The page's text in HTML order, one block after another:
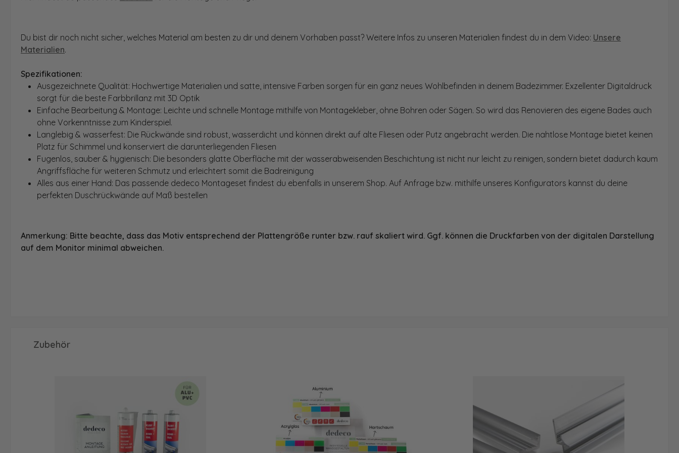
Du bist dir noch nicht sicher, welches Material am besten zu dir und deinem Vorhaben passt? Weitere Infos zu unseren Materialien findest du in dem Video: Unsere
Materialien.
Spezifikationen:
Ausgezeichnete Qualität: Hochwertige Materialien und satte, intensive Farben sorgen für ein ganz neues Wohlbefinden in deinem Badezimmer. Exzellenter Digitaldruck
sorgt für die beste Farbbrillanz mit 3D Optik
Einfache Bearbeitung & Montage: Leichte und schnelle Montage mithilfe von Montagekleber, ohne Bohren oder Sägen. So wird das Renovieren des eigene Bades auch
ohne Vorkenntnisse zum Kinderspiel.
Langlebig & wasserfest: Die Rückwände sind robust, wasserdicht und können direkt auf alte Fliesen oder Putz angebracht werden. Die nahtlose Montage bietet keinen
Platz für Schimmel und konserviert die darunterliegenden Fliesen
Fugenlos, sauber & hygienisch: Die besonders glatte Oberfläche mit der wasserabweisenden Beschichtung ist nicht nur leicht zu reinigen, sondern bietet dadurch kaum
Angriffsfläche für weiteren Schmutz und erleichtert somit die Badreinigung
Alles aus einer Hand: Das passende dedeco Montageset findest du ebenfalls in unserem Shop. Auf Anfrage bzw. mithilfe unseres Konfigurators kannst du deine
perfekten Duschrückwände auf Maß bestellen
Anmerkung: Bitte beachte, dass das Motiv entsprechend der Plattengröße runter bzw. rauf skaliert wird. Ggf. können die Druckfarben von der digitalen Darstellung
auf dem Monitor minimal abweichen.
Produktgalerie überspringen
Zubehör